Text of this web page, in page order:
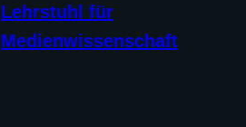
Lehrstuhl für
Medienwissenschaft